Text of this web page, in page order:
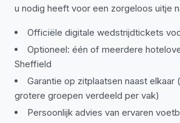
u nodig heeft voor een zorgeloos uitje
Officiële digitale wedstrijdtickets
Optioneel: één of meerdere
Sheffield
Garantie op zitplaatsen naast elkaar
grotere groepen verdeeld per vak)
Persoonlijk advies van ervaren